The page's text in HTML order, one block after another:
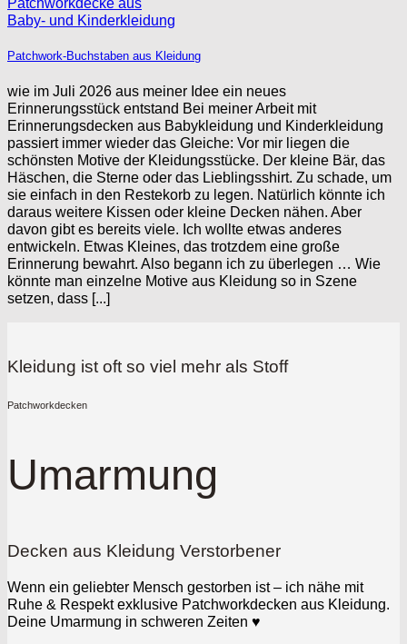
Patchwork-Buchstaben aus Kleidung
wie im Juli 2026 aus meiner Idee ein neues
Erinnerungsstück entstand Bei meiner Arbeit mit
Erinnerungsdecken aus Babykleidung und Kinderkleidung
passiert immer wieder das Gleiche: Vor mir liegen die
schönsten Motive der Kleidungsstücke. Der kleine Bär, das
Häschen, die Sterne oder das Lieblingsshirt. Zu schade, um
sie einfach in den Restekorb zu legen. Natürlich könnte ich
daraus weitere Kissen oder kleine Decken nähen. Aber
davon gibt es bereits viele. Ich wollte etwas anderes
entwickeln. Etwas Kleines, das trotzdem eine große
Erinnerung bewahrt. Also begann ich zu überlegen … Wie
könnte man einzelne Motive aus Kleidung so in Szene
setzen, dass [...]
Kleidung ist oft so viel mehr als Stoff
Patchworkdecken
Umarmung
Decken aus Kleidung Verstorbener
Wenn ein geliebter Mensch gestorben ist – ich nähe mit
Ruhe & Respekt exklusive Patchworkdecken aus Kleidung.
Deine Umarmung in schweren Zeiten ♥